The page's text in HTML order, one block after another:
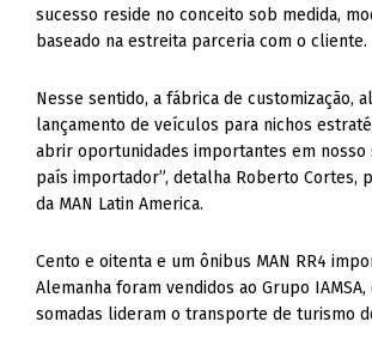
sucesso reside no conceito sob medida,
baseado na estreita parceria com o cliente.
Nesse sentido, a fábrica de customização,
lançamento de veículos para nichos
abrir oportunidades importantes em nosso
país importador”, detalha Roberto Cortes,
da MAN Latin America.
Cento e oitenta e um ônibus MAN RR4
Alemanha foram vendidos ao Grupo
somadas lideram o transporte de turismo